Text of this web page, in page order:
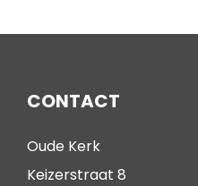
CONTACT
Oude Kerk
Keizerstraat 8